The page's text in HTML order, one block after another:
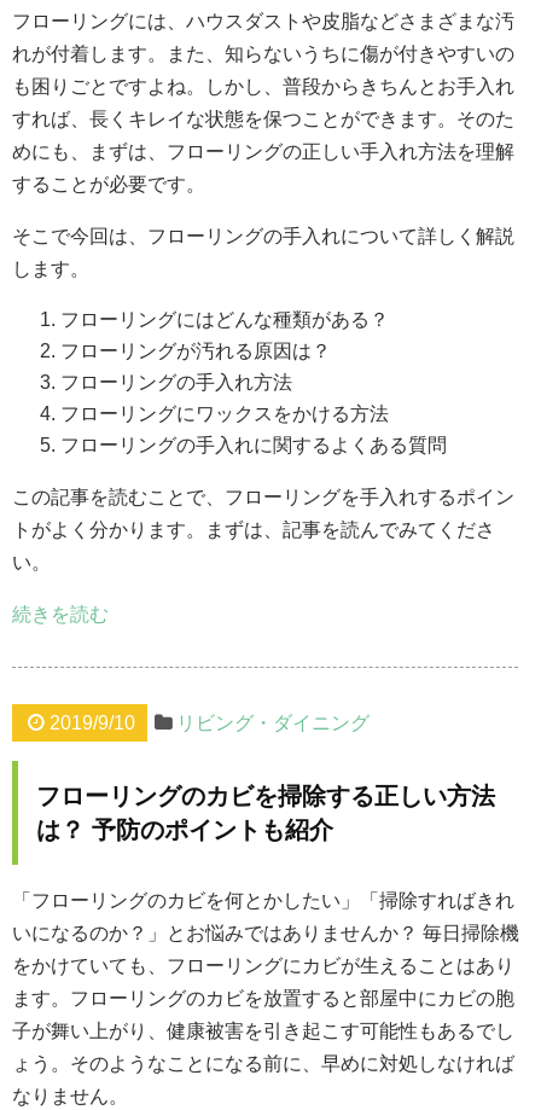
フローリングには、ハウスダストや皮脂などさまざまな汚
れが付着します。また、知らないうちに傷が付きやすいの
も困りごとですよね。しかし、普段からきちんとお手入れ
すれば、長くキレイな状態を保つことができます。そのた
めにも、まずは、フローリングの正しい手入れ方法を理解
することが必要です。
そこで今回は、フローリングの手入れについて詳しく解説
します。
フローリングにはどんな種類がある？
フローリングが汚れる原因は？
フローリングの手入れ方法
フローリングにワックスをかける方法
フローリングの手入れに関するよくある質問
この記事を読むことで、フローリングを手入れするポイン
トがよく分かります。まずは、記事を読んでみてくださ
い。
続きを読む
2019/9/10 リビング・ダイニング
フローリングのカビを掃除する正しい方法
は？ 予防のポイントも紹介
「フローリングのカビを何とかしたい」「掃除すればきれ
いになるのか？」とお悩みではありませんか？ 毎日掃除機
をかけていても、フローリングにカビが生えることはあり
ます。フローリングのカビを放置すると部屋中にカビの胞
子が舞い上がり、健康被害を引き起こす可能性もあるでし
ょう。そのようなことになる前に、早めに対処しなければ
なりません。